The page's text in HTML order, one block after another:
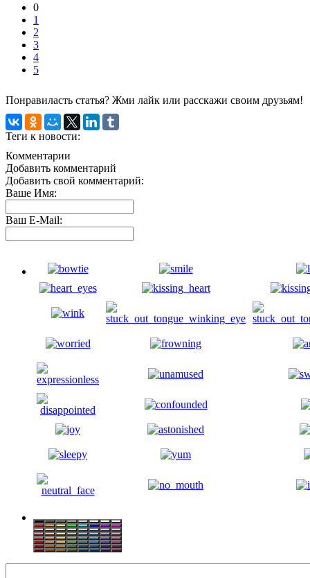
0
1
2
3
4
5
Понравиласть статья? Жми лайк или расскажи своим друзьям!
Теги к новости:
Комментарии
Добавить комментарий
Добавить свой комментарий:
Ваше Имя:
Ваш E-Mail: